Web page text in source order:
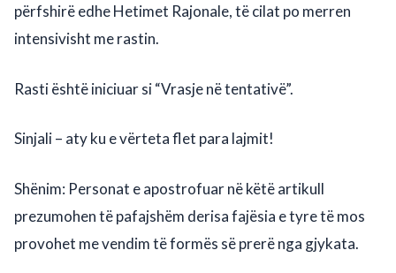
përfshirë edhe Hetimet Rajonale, të cilat po merren
intensivisht me rastin.
Rasti është iniciuar si “Vrasje në tentativë”.
Sinjali – aty ku e vërteta flet para lajmit!
Shënim: Personat e apostrofuar në këtë artikull
prezumohen të pafajshëm derisa fajësia e tyre të mos
provohet me vendim të formës së prerë nga gjykata.